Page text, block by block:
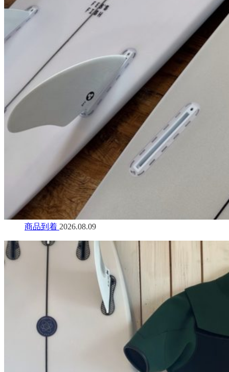
商品到着 2026.08.09